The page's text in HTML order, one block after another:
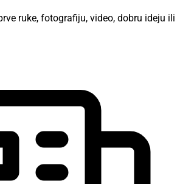
ruke, fotografiju, video, dobru ideju ili